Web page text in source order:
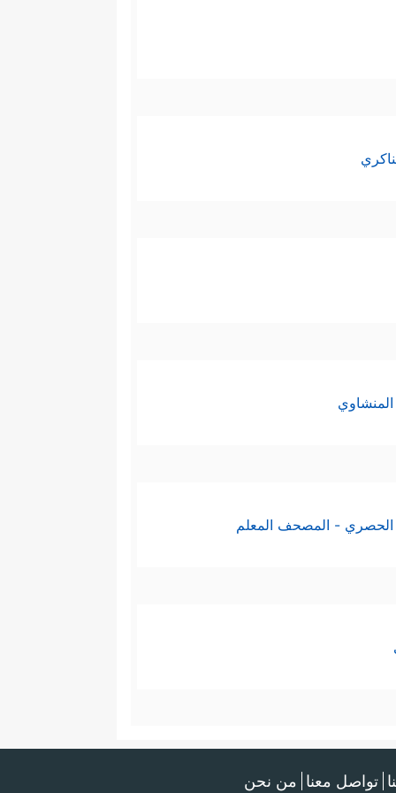
الحصري - المصحف المعلم
تواصل معنا من نحن